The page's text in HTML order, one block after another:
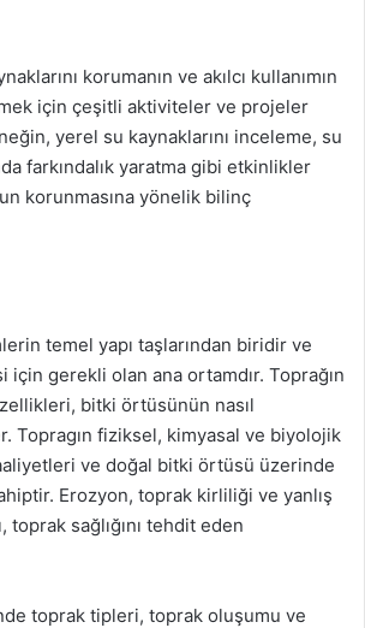
korumanın ve akılcı kullanımın
için çeşitli aktiviteler ve projeler
yerel su kaynaklarını inceleme, su
farkındalık yaratma gibi etkinlikler
korunmasına yönelik bilinç
temel yapı taşlarından biridir ve
gerekli olan ana ortamdır. Toprağın
bitki örtüsünün nasıl
Topragın fiziksel, kimyasal ve biyolojik
ve doğal bitki örtüsü üzerinde
Erozyon, toprak kirliliği ve yanlış
toprak sağlığını tehdit eden
toprak tipleri, toprak oluşumu ve